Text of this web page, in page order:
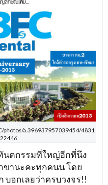
photos/a.396937957039454/4831
นตกรรมที่ใหญ่อีกที่นึง
ขานะคะทุกคนน โดย
บอกเลยว่าครบวงจร!!